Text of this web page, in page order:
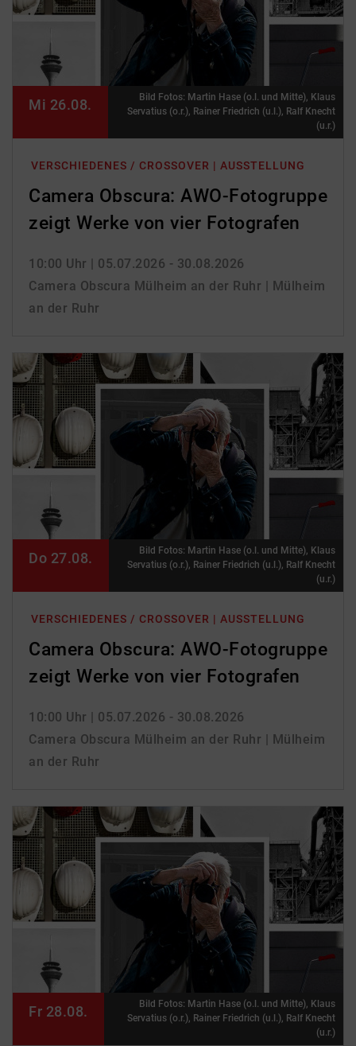
VERSCHIEDENES / CROSSOVER | AUSSTELLUNG
Camera Obscura: AWO-Fotogruppe
zeigt Werke von vier Fotografen
10:00 Uhr | 05.07.2026 - 30.08.2026
Camera Obscura Mülheim an der Ruhr | Mülheim
an der Ruhr
Mi 26.08.
Bild Fotos: Martin Hase (o.l. und Mitte), Klaus
Servatius (o.r.), Rainer Friedrich (u.l.), Ralf Knecht
(u.r.)
VERSCHIEDENES / CROSSOVER | AUSSTELLUNG
Camera Obscura: AWO-Fotogruppe
zeigt Werke von vier Fotografen
10:00 Uhr | 05.07.2026 - 30.08.2026
Camera Obscura Mülheim an der Ruhr | Mülheim
an der Ruhr
Do 27.08.
Bild Fotos: Martin Hase (o.l. und Mitte), Klaus
Servatius (o.r.), Rainer Friedrich (u.l.), Ralf Knecht
(u.r.)
Fr 28.08.
Bild Fotos: Martin Hase (o.l. und Mitte), Klaus
Servatius (o.r.), Rainer Friedrich (u.l.), Ralf Knecht
(u.r.)